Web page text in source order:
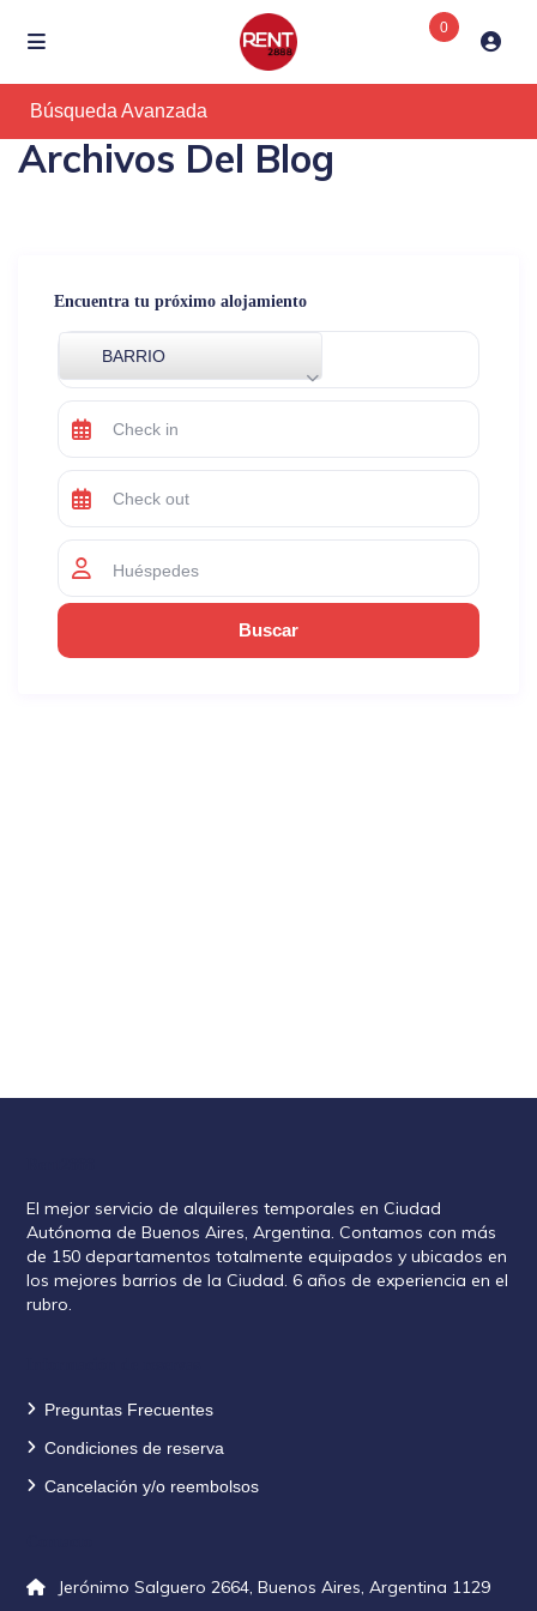
0
Búsqueda Avanzada
Archivos Del Blog
Encuentra tu próximo alojamiento
BARRIO
Huéspedes
El mejor servicio de alquileres temporales en Ciudad
Autónoma de Buenos Aires, Argentina. Contamos con más
de 150 departamentos totalmente equipados y ubicados en
los mejores barrios de la Ciudad. 6 años de experiencia en el
rubro.
Preguntas Frecuentes
Condiciones de reserva
Cancelación y/o reembolsos
Jerónimo Salguero 2664, Buenos Aires, Argentina 1129